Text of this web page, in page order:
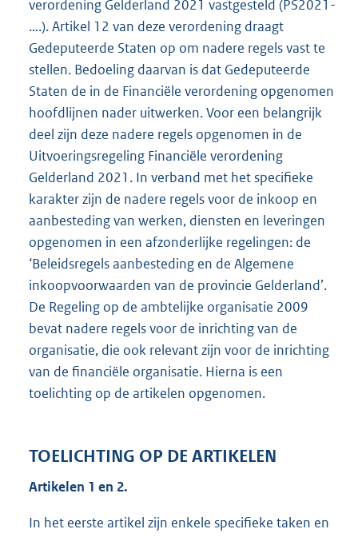
verordening Gelderland 2021 vastgesteld (PS2021-
….). Artikel 12 van deze verordening draagt
Gedeputeerde Staten op om nadere regels vast te
stellen. Bedoeling daarvan is dat Gedeputeerde
Staten de in de Financiële verordening opgenomen
hoofdlijnen nader uitwerken. Voor een belangrijk
deel zijn deze nadere regels opgenomen in de
Uitvoeringsregeling Financiële verordening
Gelderland 2021. In verband met het specifieke
karakter zijn de nadere regels voor de inkoop en
aanbesteding van werken, diensten en leveringen
opgenomen in een afzonderlijke regelingen: de
‘Beleidsregels aanbesteding en de Algemene
inkoopvoorwaarden van de provincie Gelderland’.
De Regeling op de ambtelijke organisatie 2009
bevat nadere regels voor de inrichting van de
organisatie, die ook relevant zijn voor de inrichting
van de financiële organisatie. Hierna is een
toelichting op de artikelen opgenomen.
TOELICHTING OP DE ARTIKELEN
Artikelen 1 en 2.
In het eerste artikel zijn enkele specifieke taken en